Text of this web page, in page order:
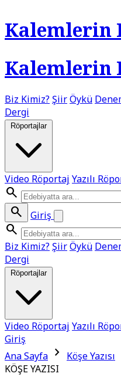
Kalemlerin
Kalemlerin
Biz Kimiz? ŞiirÖykü
Dergi
Röportajlar
Video Röportaj Yazılı
search
search
Giriş
search
Biz Kimiz? ŞiirÖykü
Dergi
Röportajlar
Video Röportaj Yazılı
Giriş
Ana Sayfa chevron_right Köşe Yazısı
KÖŞE YAZISI